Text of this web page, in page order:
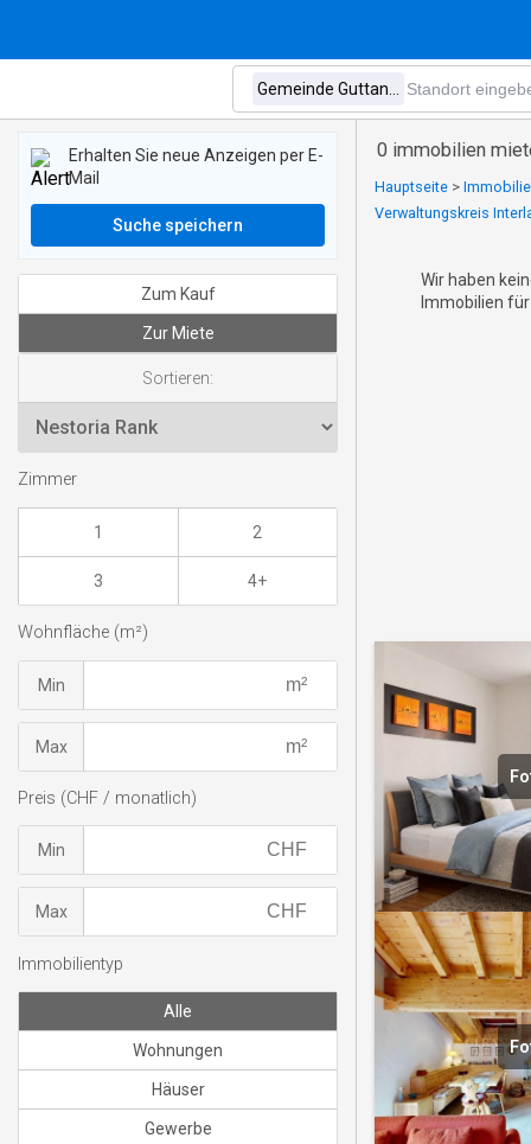
0 immobilien
Hauptseite >
Verwaltungskreis
Wir haben
Immobilien
Erhalten Sie neue Anzeigen per E-
Mail
Suche speichern
Zum Kauf
Zur Miete
Sortieren:
Zimmer
1 2
3 4+
Wohnfläche (m²)
Min
Max
Preis (CHF / monatlich)
Min
Max
Immobilientyp
Alle
Wohnungen
Häuser
Gewerbe